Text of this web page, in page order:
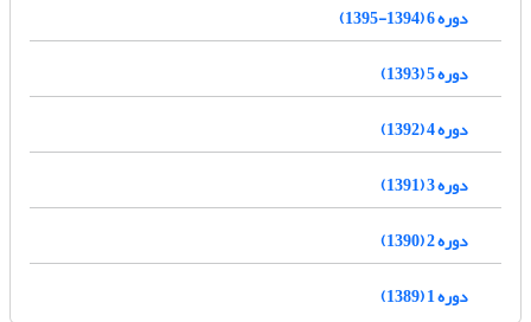
دوره 6 (1394-1395)
دوره 5 (1393)
دوره 4 (1392)
دوره 3 (1391)
دوره 2 (1390)
دوره 1 (1389)